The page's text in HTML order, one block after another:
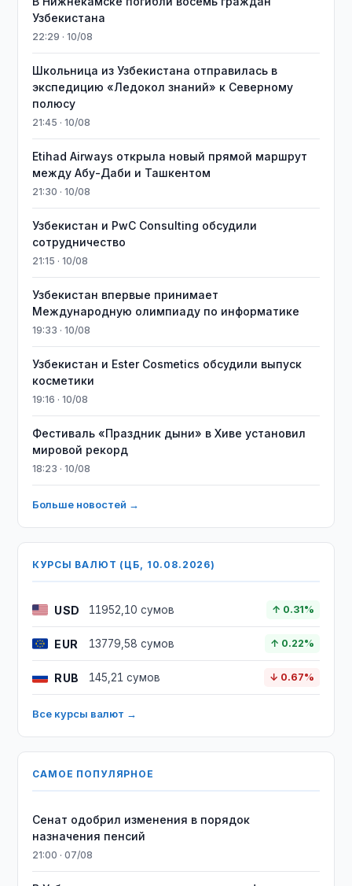
Узбекистана
22:29 · 10/08
Школьница из Узбекистана отправилась в
экспедицию «Ледокол знаний» к Северному
полюсу
21:45 · 10/08
Etihad Airways открыла новый прямой маршрут
между Абу-Даби и Ташкентом
21:30 · 10/08
Узбекистан и PwC Consulting обсудили
сотрудничество
21:15 · 10/08
Узбекистан впервые принимает
Международную олимпиаду по информатике
19:33 · 10/08
Узбекистан и Ester Cosmetics обсудили выпуск
косметики
19:16 · 10/08
Фестиваль «Праздник дыни» в Хиве установил
мировой рекорд
18:23 · 10/08
Больше новостей →
КУРСЫ ВАЛЮТ (ЦБ, 10.08.2026)
USD 11952,10 сумов ↑ 0.31%
EUR 13779,58 сумов ↑ 0.22%
RUB 145,21 сумов ↓ 0.67%
Все курсы валют →
САМОЕ ПОПУЛЯРНОЕ
Сенат одобрил изменения в порядок
назначения пенсий
21:00 · 07/08